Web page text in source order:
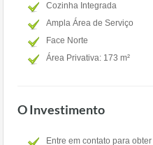
Cozinha Integrada
Ampla Área de Serviço
Face Norte
Área Privativa: 173 m²
O Investimento
Entre em contato para